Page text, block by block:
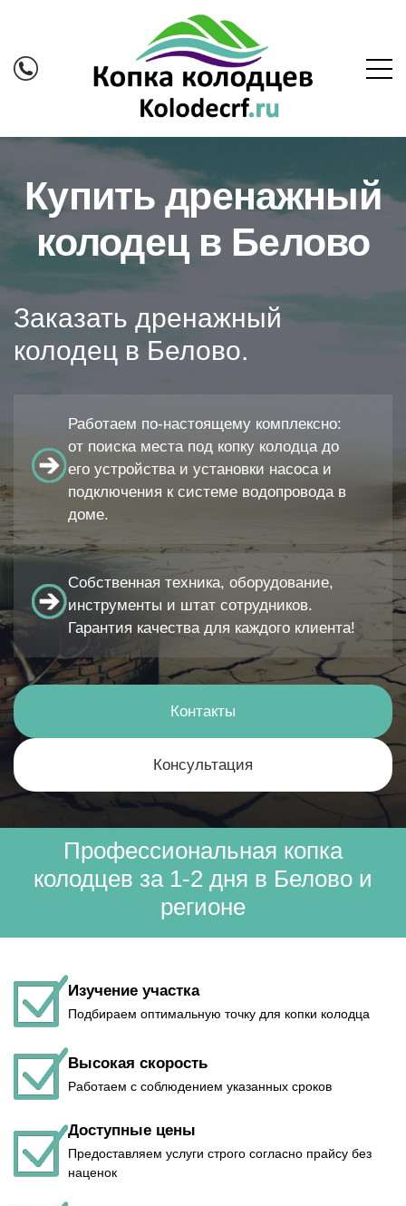
Купить дренажный
колодец в Белово
Заказать дренажный
колодец в Белово.
Работаем по-настоящему комплексно:
от поиска места под копку колодца до
его устройства и установки насоса и
подключения к системе водопровода в
доме.
Собственная техника, оборудование,
инструменты и штат сотрудников.
Гарантия качества для каждого клиента!
Контакты
Консультация
Профессиональная копка
колодцев за 1-2 дня в Белово и
регионе
Изучение участка
Подбираем оптимальную точку для копки колодца
Высокая скорость
Работаем с соблюдением указанных сроков
Доступные цены
Предоставляем услуги строго согласно прайсу без
наценок